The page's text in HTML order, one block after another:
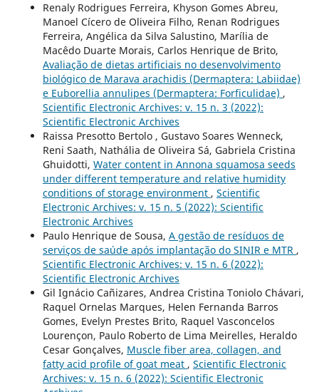
Renaly Rodrigues Ferreira, Khyson Gomes Abreu,
Manoel Cícero de Oliveira Filho, Renan Rodrigues
Ferreira, Angélica da Silva Salustino, Marília de
Macêdo Duarte Morais, Carlos Henrique de Brito,
Avaliação de dietas artificiais no desenvolvimento
biológico de Marava arachidis (Dermaptera: Labiidae)
e Euborellia annulipes (Dermaptera: Forficulidae) ,
Scientific Electronic Archives: v. 15 n. 3 (2022):
Scientific Electronic Archives
Raissa Presotto Bertolo , Gustavo Soares Wenneck,
Reni Saath, Nathália de Oliveira Sá, Gabriela Cristina
Ghuidotti, Water content in Annona squamosa seeds
under different temperature and relative humidity
conditions of storage environment , Scientific
Electronic Archives: v. 15 n. 5 (2022): Scientific
Electronic Archives
Paulo Henrique de Sousa, A gestão de resíduos de
serviços de saúde após implantação do SINIR e MTR ,
Scientific Electronic Archives: v. 15 n. 6 (2022):
Scientific Electronic Archives
Gil Ignácio Cañizares, Andrea Cristina Toniolo Chávari,
Raquel Ornelas Marques, Helen Fernanda Barros
Gomes, Evelyn Prestes Brito, Raquel Vasconcelos
Lourençon, Paulo Roberto de Lima Meirelles, Heraldo
Cesar Gonçalves, Muscle fiber area, collagen, and
fatty acid profile of goat meat , Scientific Electronic
Archives: v. 15 n. 6 (2022): Scientific Electronic